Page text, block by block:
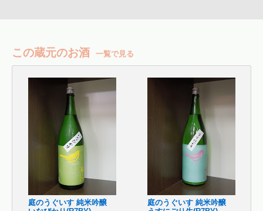
この蔵元のお酒 一覧で見る
庭のうぐいす 純米吟醸
庭のうぐいす 純米吟醸